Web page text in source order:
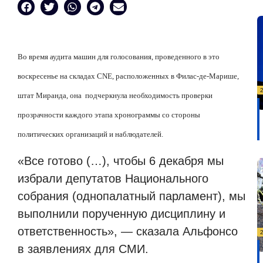
Во время аудита машин для голосования, проведенного в это
воскресенье на складах CNE, расположенных в Филас-де-Марише,
штат Миранда, она подчеркнула необходимость проверки
прозрачности каждого этапа хронограммы со стороны
политических организаций и наблюдателей.
«Все готово (…), чтобы 6 декабря мы
избрали депутатов Национального
собрания (однопалатный парламент), мы
выполнили порученную дисциплину и
ответственность», — сказала Альфонсо
в заявлениях для СМИ.